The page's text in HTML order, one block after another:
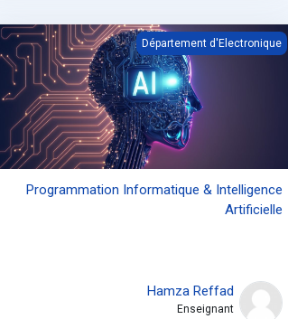
Informatique &amp; Intelligence Artificielle
Département d'Electronique
Programmation Informatique & Intelligence
Artificielle
Hamza Reffad
Enseignant